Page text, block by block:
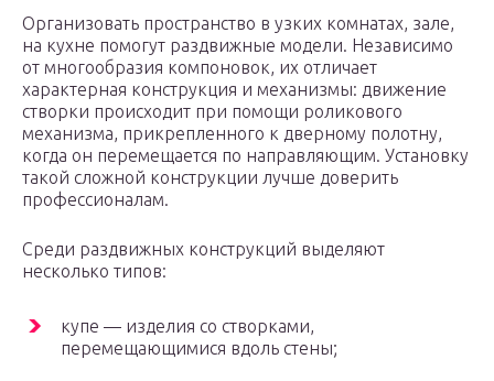
Организовать пространство в узких комнатах, зале,
на кухне помогут раздвижные модели. Независимо
от многообразия компоновок, их отличает
характерная конструкция и механизмы: движение
створки происходит при помощи роликового
механизма, прикрепленного к дверному полотну,
когда он перемещается по направляющим. Установку
такой сложной конструкции лучше доверить
профессионалам.
Среди раздвижных конструкций выделяют
несколько типов:
купе — изделия со створками,
перемещающимися вдоль стены;